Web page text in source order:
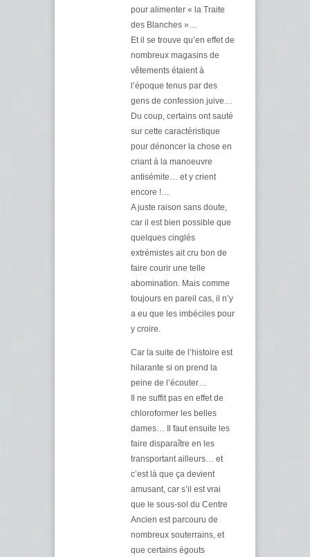
pour alimenter « la Traite
des Blanches »…
Et il se trouve qu’en effet de
nombreux magasins de
vêtements étaient à
l’époque tenus par des
gens de confession juive…
Du coup, certains ont sauté
sur cette caractéristique
pour dénoncer la chose en
criant à la manoeuvre
antisémite… et y crient
encore !…
A juste raison sans doute,
car il est bien possible que
quelques cinglés
extrémistes ait cru bon de
faire courir une telle
abomination. Mais comme
toujours en pareil cas, il n’y
a eu que les imbéciles pour
y croire.
Car la suite de l’histoire est
hilarante si on prend la
peine de l’écouter…
Il ne suffit pas en effet de
chloroformer les belles
dames… Il faut ensuite les
faire disparaître en les
transportant ailleurs… et
c’est là que ça devient
amusant, car s’il est vrai
que le sous-sol du Centre
Ancien est parcouru de
nombreux souterrains, et
que certains égouts